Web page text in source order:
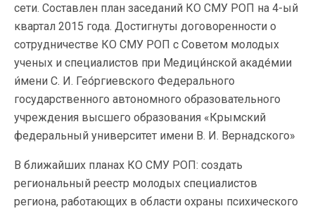
сети. Составлен план заседаний КО СМУ РОП на 4-ый
квартал 2015 года. Достигнуты договоренности о
сотрудничестве КО СМУ РОП с Советом молодых
ученых и специалистов при Медици́нской акаде́мии
и́мени С. И. Гео́ргиевского Федерального
государственного автономного образовательного
учреждения высшего образования «Крымский
федеральный университет имени В. И. Вернадского»
В ближайших планах КО СМУ РОП: создать
региональный реестр молодых специалистов
региона, работающих в области охраны психического